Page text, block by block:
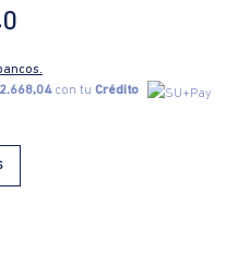
con tu Crédito